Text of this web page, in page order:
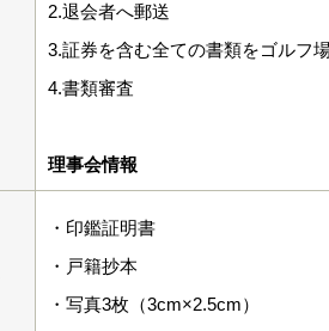
2.退会者へ郵送
3.証券を含む全ての書類をゴルフ
4.書類審査
理事会情報
・印鑑証明書
・戸籍抄本
・写真3枚（3cm×2.5cm）